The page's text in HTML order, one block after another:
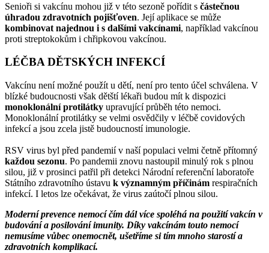
Senioři si vakcínu mohou již v této sezoně pořídit s částečnou
úhradou zdravotních pojišťoven. Její aplikace se může
kombinovat najednou i s dalšími vakcínami, například vakcínou
proti streptokokům i chřipkovou vakcínou.
LÉČBA DĚTSKÝCH INFEKCÍ
Vakcínu není možné použít u dětí, není pro tento účel schválena. V
blízké budoucnosti však dětští lékaři budou mít k dispozici
monoklonální protilátky upravující průběh této nemoci.
Monoklonální protilátky se velmi osvědčily v léčbě covidových
infekcí a jsou zcela jistě budoucností imunologie.
RSV virus byl před pandemií v naší populaci velmi četně přítomný
každou sezonu. Po pandemii znovu nastoupil minulý rok s plnou
silou, již v prosinci patřil při detekci Národní referenční laboratoře
Státního zdravotního ústavu k významným příčinám respiračních
infekcí. I letos lze očekávat, že virus zaútočí plnou silou.
Moderní prevence nemocí čím dál více spoléhá na použití vakcín v
budování a posilování imunity. Díky vakcínám touto nemocí
nemusíme vůbec onemocnět, ušetříme si tím mnoho starostí a
zdravotních komplikací.